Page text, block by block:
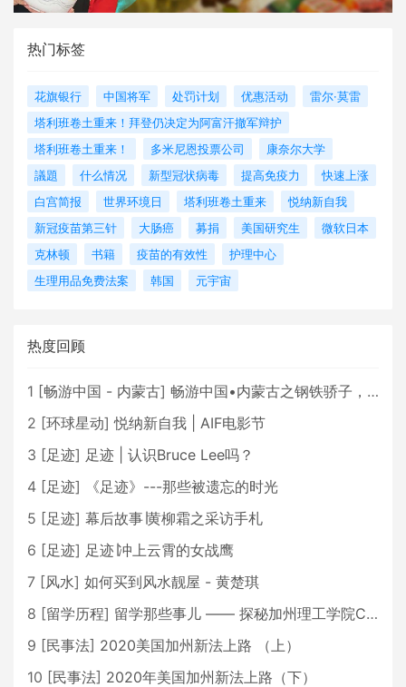
热门标签
花旗银行 中国将军 处罚计划 优惠活动
雷尔·莫雷
塔利班卷土重来！拜登仍决定为阿富汗撤军辩护
塔利班卷土重来！
多米尼恩投票公司
康奈尔大学
議題
什么情况 新型冠状病毒 提高免疫力
快速上涨
白宫简报
世界环境日 塔利班卷土重来
悦纳新自我
新冠疫苗第三针
大肠癌 募捐 美国研究生
微软日本
克林顿
书籍 疫苗的有效性
护理中心
生理用品免费法案
韩国 元宇宙
热度回顾
1 [畅游中国 - 内蒙古] 畅游中国•内蒙古之钢铁骄子，魅力包头
2 [环球星动] 悦纳新自我 | AIF电影节
3 [足迹] 足迹 | 认识Bruce Lee吗？
4 [足迹]
《足迹》---那些被遗忘的时光
5 [足迹] 幕后故事∣黄柳霜之采访手札
6 [足迹] 足迹∣冲上云霄的女战鹰
7 [风水] 如何买到风水靓屋 - 黄楚琪
8 [留学历程] 留学那些事儿 —— 探秘加州理工学院Caltech博士生活 [上集]
9 [民事法] 2020美国加州新法上路 （上）
10 [民事法] 2020年美国加州新法上路（下）